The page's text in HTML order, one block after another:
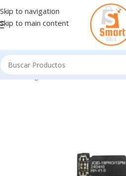
Skip to navigation
Skip to main content
Inicio/Ingresando